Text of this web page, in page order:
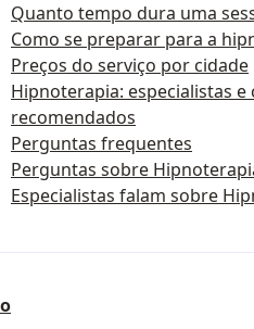
Quanto tempo dura uma
Como se preparar para a
Preços do serviço por cidade
Hipnoterapia: especialistas e
recomendados
Perguntas frequentes
Perguntas sobre
Especialistas falam sobre